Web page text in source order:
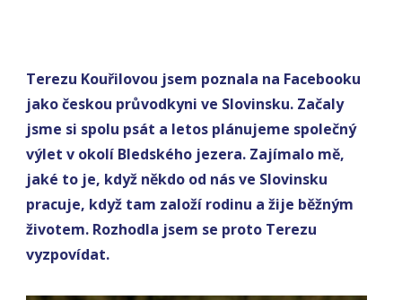
Terezu Kouřilovou jsem poznala na Facebooku
jako českou průvodkyni ve Slovinsku. Začaly
jsme si spolu psát a letos plánujeme společný
výlet v okolí Bledského jezera. Zajímalo mě,
jaké to je, když někdo od nás ve Slovinsku
pracuje, když tam založí rodinu a žije běžným
životem. Rozhodla jsem se proto Terezu
vyzpovídat.